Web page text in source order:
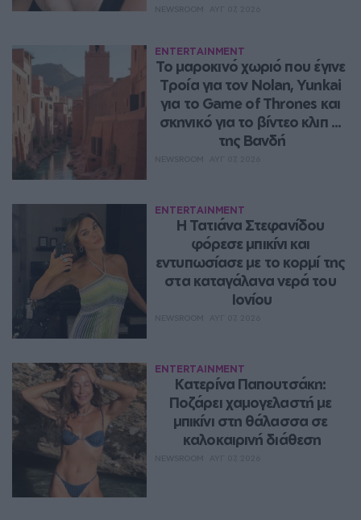
ENTERTAINMENT
Το μαροκινό χωριό που έγινε
Τροία για τον Nolan, Yunkai
για το Game of Thrones και
σκηνικό για το βίντεο κλιπ ...
της Βανδή
ENTERTAINMENT
Η Τατιάνα Στεφανίδου
φόρεσε μπικίνι και
εντυπωσίασε με το κορμί της
στα καταγάλανα νερά του
Ιονίου
ENTERTAINMENT
Κατερίνα Παπουτσάκη:
Ποζάρει χαμογελαστή με
μπικίνι στη θάλασσα σε
καλοκαιρινή διάθεση